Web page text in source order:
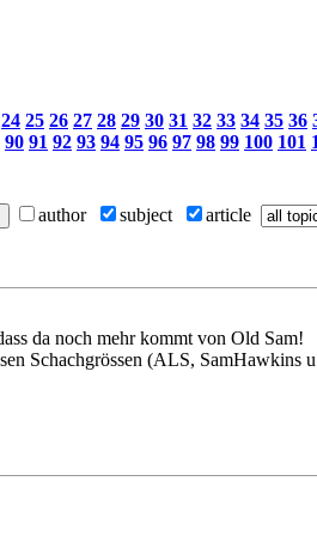
24 25 26 27 28 29 30 31 32 33 34 35 36
90 91 92 93 94 95 96 97 98 99 100 101
author subject article
da noch mehr kommt von Old Sam!
Schachgrössen (ALS,